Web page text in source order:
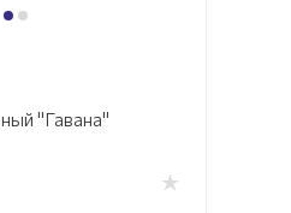
"Гавана"